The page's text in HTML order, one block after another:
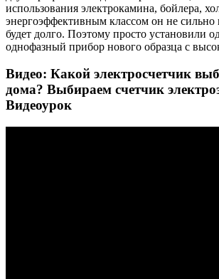
использования электрокамина, бойлера,
энергоэффективным классом он не сильно
будет долго. Поэтому просто установили
однофазный прибор нового образца с
Видео: Какой электросчетчик
дома? Выбираем счетчик
Видеоурок